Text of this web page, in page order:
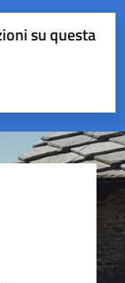
su questa